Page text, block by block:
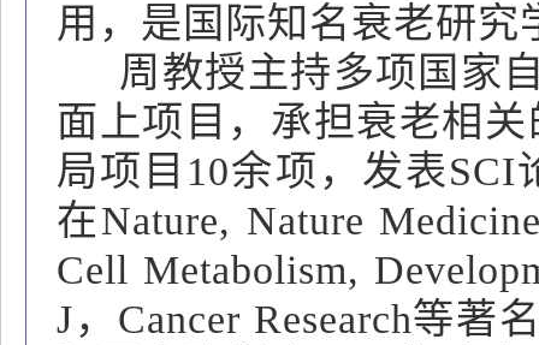
用，是国际知名衰老研究
周教授主持多项国家
面上项目，承担衰老相
局项目10余项，发表
在Nature, Nature
Cell Metabolism,
J，Cancer Research等